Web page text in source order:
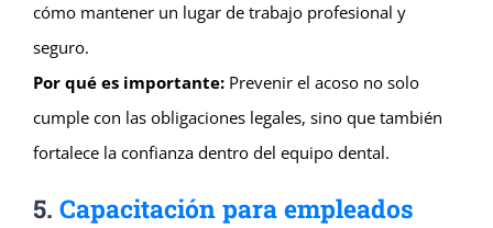
cómo mantener un lugar de trabajo profesional y
seguro.
Por qué es importante:Prevenir el acoso no solo
cumple con las obligaciones legales, sino que también
fortalece la confianza dentro del equipo dental.
5. Capacitación para empleados